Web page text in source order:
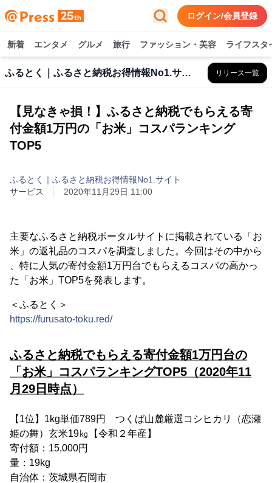
ログイン/会員登録
新着 エンタメ グルメ 旅行 ファッション・美容 ライフスタ
ふるとく｜ふるさと納税お得情報No1.サイト リリース一覧
【見なきゃ損！】ふるさと納税でもらえる寄
付金額1万円の「お米」コスパランキング
TOP5
ふるとく｜ふるさと納税お得情報No1.サイト
サービス
2020年11月29日 11:00
主要なふるさと納税ポータルサイトに掲載されている「お
米」の返礼品のコスパを調査しました。今回はその中から
、特に人気の寄付金額1万円台でもらえるコスパの高かっ
た「お米」TOP5を発表します。
＜ふるとく＞
https://furusato-toku.red/
ふるさと納税でもらえる寄付金額1万円台の
「お米」コスパランキングTOP5（2020年11
月29日時点）
【1位】1kg単価789円 つくば山麓厳選コシヒカリ（恋瀬
姫の舞）玄米19㎏【令和２年産】
寄付額：15,000円
量：19kg
自治体：茨城県石岡市